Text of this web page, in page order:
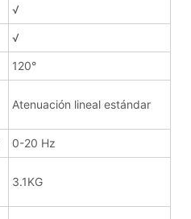
√
√
120°
Atenuación lineal estándar
0-20 Hz
3.1KG